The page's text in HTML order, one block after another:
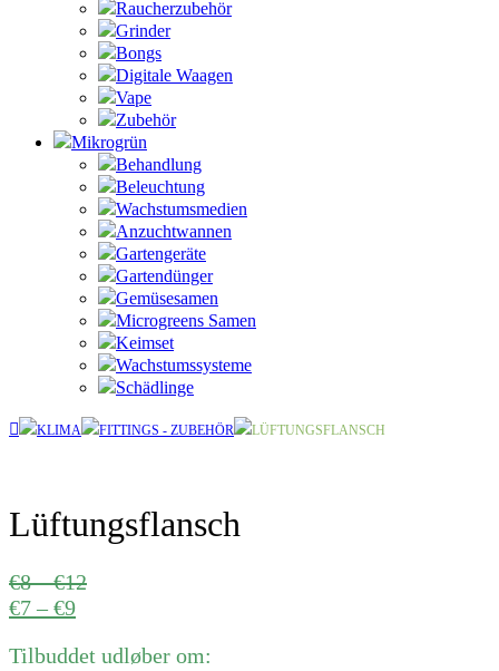
Raucherzubehör
Grinder
Bongs
Digitale Waagen
Vape
Zubehör
Mikrogrün
Behandlung
Beleuchtung
Wachstumsmedien
Anzuchtwannen
Gartengeräte
Gartendünger
Gemüsesamen
Microgreens Samen
Keimset
Wachstumssysteme
Schädlinge
KLIMA FITTINGS - ZUBEHÖR LÜFTUNGSFLANSCH
Lüftungsflansch
€8 –€12Preisspanne:
€12
€7 –€9Preisspanne:
bis
Tilbuddet udløber om: